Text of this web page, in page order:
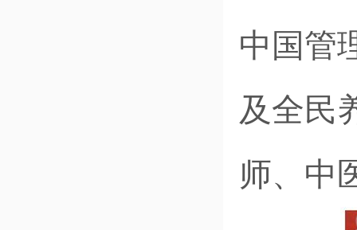
中国管
及全民
师、中